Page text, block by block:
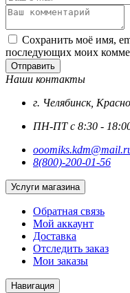
Сохранить моё имя,
последующих моих
Отправить
Наши контакты
г. Челябинск,
ПН-ПТ с 8:30 -
8(800)-200-01-56
Услуги магазина
Обратная связь
Мой аккаунт
Доставка
Отследить заказ
Мои заказы
Навигация